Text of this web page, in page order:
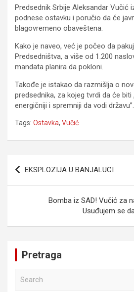
Predsednik Srbije Aleksandar Vučić
podnese ostavku i poručio da će
blagovremeno obaveštena.
Kako je naveo, već je počeo da
Predsedništva, a više od 1.200
mandata planira da pokloni.
Takođe je istakao da razmišlja o
predsednika, za kojeg tvrdi da će biti
energičniji i spremniji da vodi državu”.
Tags: Ostavka, Vučić
Navigacija
članaka
EKSPLOZIJA U BANJALUCI
Bomba iz SAD! Vučić za
Usuđujem se
Pretraga